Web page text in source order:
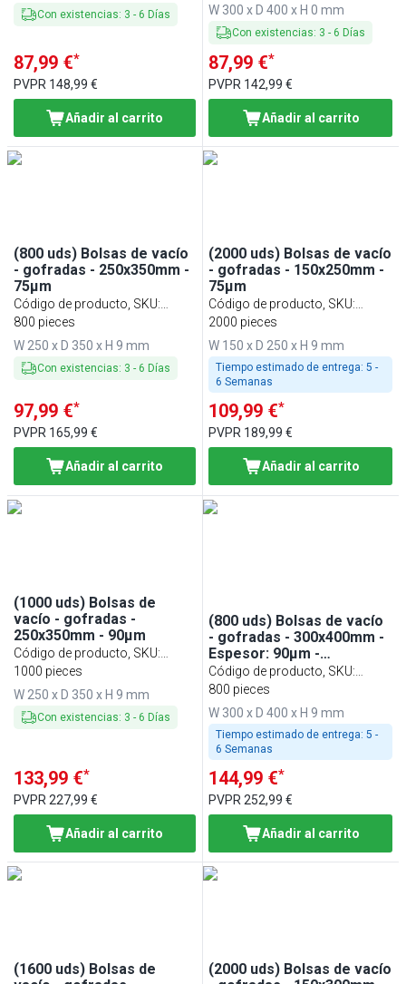
Con existencias: 3 - 6 Días
87,99 €*
PVPR 148,99 €
Añadir al carrito
W 300 x D 400 x H 0 mm
Con existencias: 3 - 6 Días
87,99 €*
PVPR 142,99 €
Añadir al carrito
(800 uds) Bolsas de vacío
- gofradas - 250x350mm -
75µm
Código de producto, SKU:
VBGA253575
800 pieces
W 250 x D 350 x H 9 mm
Con existencias: 3 - 6 Días
97,99 €*
PVPR 165,99 €
Añadir al carrito
(2000 uds) Bolsas de vacío
- gofradas - 150x250mm -
75µm
Código de producto, SKU:
VBGA152575
2000 pieces
W 150 x D 250 x H 9 mm
Tiempo estimado de entrega: 5 -
6 Semanas
109,99 €*
PVPR 189,99 €
Añadir al carrito
(1000 uds) Bolsas de
vacío - gofradas -
250x350mm - 90µm
Código de producto, SKU:
VBGA253590
1000 pieces
W 250 x D 350 x H 9 mm
Con existencias: 3 - 6 Días
133,99 €*
PVPR 227,99 €
Añadir al carrito
(800 uds) Bolsas de vacío
- gofradas - 300x400mm -
Espesor: 90µm -
Transparente
Código de producto, SKU:
VBGA304090
800 pieces
W 300 x D 400 x H 9 mm
Tiempo estimado de entrega: 5 -
6 Semanas
144,99 €*
PVPR252,99 €
Añadir al carrito
(1600 uds) Bolsas de
(2000 uds) Bolsas de vacío